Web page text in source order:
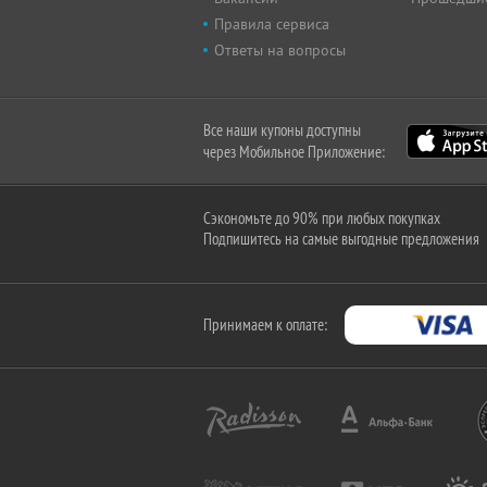
Правила сервиса
Ответы на вопросы
Все наши купоны доступны
через Мобильное Приложение:
Сэкономьте до 90% при любых покупках
Подпишитесь на самые выгодные предложения
Принимаем к оплате: